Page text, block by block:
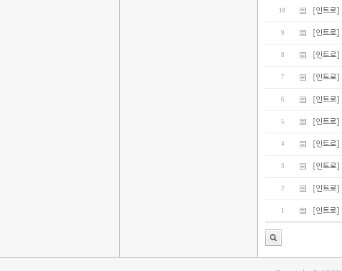
10 [인트로]
9 [인트로]
8 [인트로]
7 [인트로]
6 [인트로]
5 [인트로]
4 [인트로]
3 [인트로]
2 [인트로]
1 [인트로]